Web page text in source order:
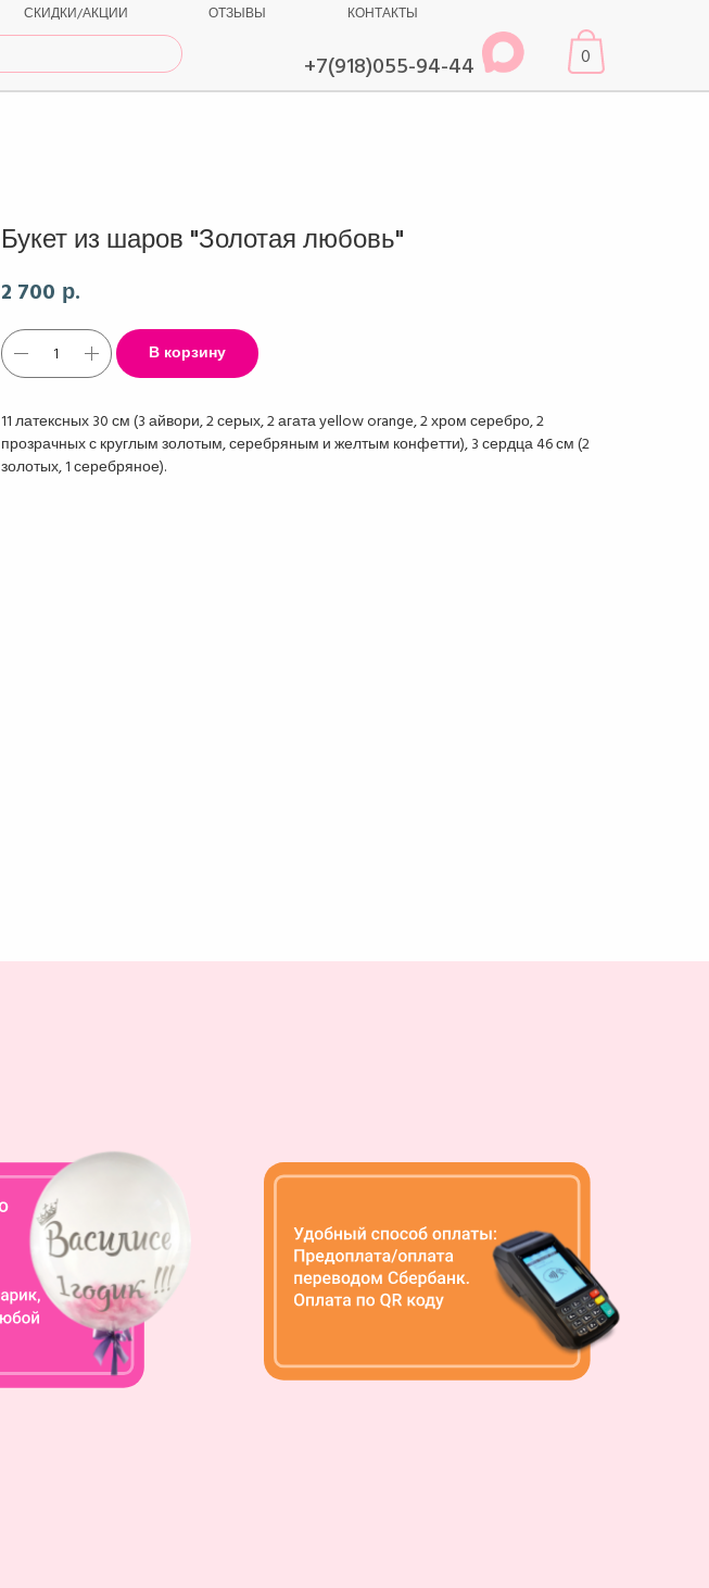
+7(918)055-94-44
СКИДКИ/АКЦИИ ОТЗЫВЫ КОНТАКТЫ
0
Букет из шаров "Золотая любовь"
2 700 р.
В корзину
11 латексных 30 см (3 айвори, 2 серых, 2 агата yellow orange, 2 хром серебро, 2
прозрачных с круглым золотым, серебряным и желтым конфетти), 3 сердца 46 см (2
золотых, 1 серебряное).